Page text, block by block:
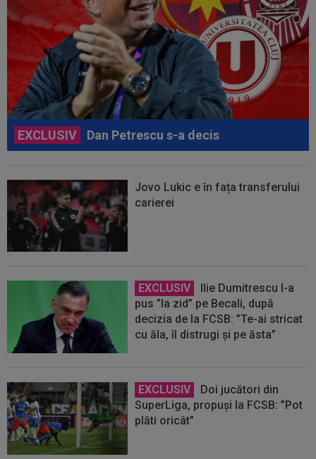
EXCLUSIV Dan Petrescu s-a decis
Jovo Lukic e în fața transferului
carierei
EXCLUSIV
Ilie Dumitrescu l-a
pus ”la zid” pe Becali, după
decizia de la FCSB: ”Te-ai stricat
cu ăla, îl distrugi și pe ăsta”
EXCLUSIV
Doi jucători din
SuperLiga, propuși la FCSB: ”Pot
plăti oricât”